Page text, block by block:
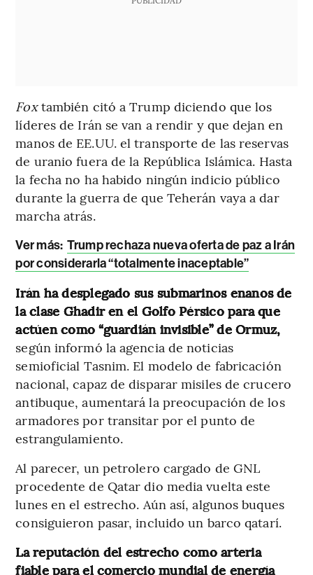
Foxtambién citó a Trump diciendo que los
líderes de Irán se van a rendir y que dejan en
manos de EE.UU. el transporte de las reservas
de uranio fuera de la República Islámica. Hasta
la fecha no ha habido ningún indicio público
durante la guerra de que Teherán vaya a dar
marcha atrás.
Ver más: Trump rechaza nueva oferta de paz a Irán
por considerarla “totalmente inaceptable”
Irán ha desplegado sus submarinos enanos de
la clase Ghadir en el Golfo Pérsico para que
actúen como “guardián invisible” de Ormuz,
según informó la agencia de noticias
semioficial Tasnim. El modelo de fabricación
nacional, capaz de disparar misiles de crucero
antibuque, aumentará la preocupación de los
armadores por transitar por el punto de
estrangulamiento.
Al parecer, un petrolero cargado de GNL
procedente de Qatar dio media vuelta este
lunes en el estrecho. Aún así, algunos buques
consiguieron pasar, incluido un barco qatarí.
La reputación del estrecho como arteria
fiable para el comercio mundial de energía